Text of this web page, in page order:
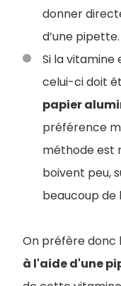
donner
d’une pipette.
Si la vitamine
celui-ci doit
papier
préférence
méthode est
boivent peu,
beaucoup de
On préfère donc
à l'aide d'une